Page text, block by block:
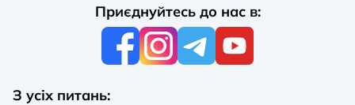
Приєднуйтесь до нас в:
З усіх питань: